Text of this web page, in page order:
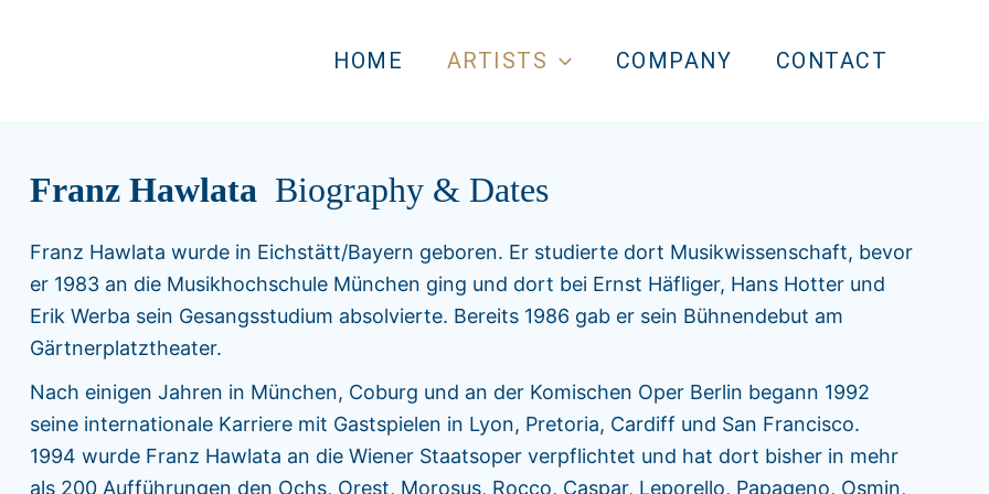
HOME ARTISTS COMPANY CONTACT
Franz Hawlata Biography & Dates
Franz Hawlata wurde in Eichstätt/Bayern geboren. Er studierte dort Musikwissenschaft, bevor
er 1983 an die Musikhochschule München ging und dort bei Ernst Häfliger, Hans Hotter und
Erik Werba sein Gesangsstudium absolvierte. Bereits 1986 gab er sein Bühnendebut am
Gärtnerplatztheater.
Nach einigen Jahren in München, Coburg und an der Komischen Oper Berlin begann 1992
seine internationale Karriere mit Gastspielen in Lyon, Pretoria, Cardiff und San Francisco.
1994 wurde Franz Hawlata an die Wiener Staatsoper verpflichtet und hat dort bisher in mehr
als 200 Aufführungen den Ochs, Orest, Morosus, Rocco, Caspar, Leporello, Papageno, Osmin,